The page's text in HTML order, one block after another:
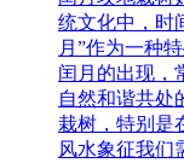
统文化中，时
月”作为一种
闰月的出现，
自然和谐共处
栽树，特别是
风水象征我们